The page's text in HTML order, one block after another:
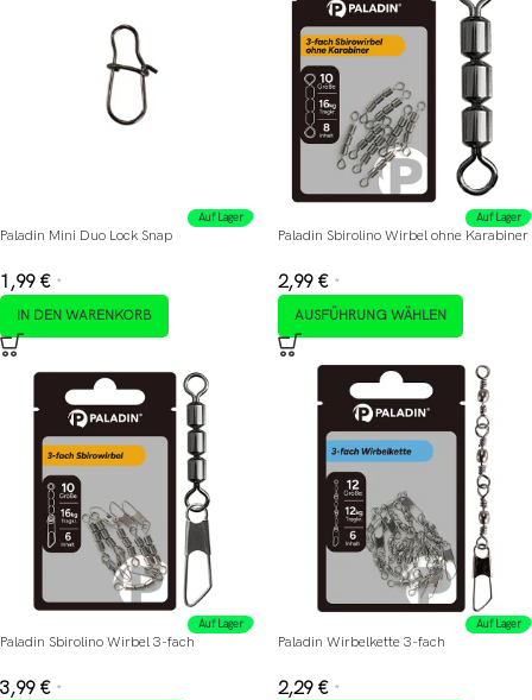
Auf Lager
Paladin Mini Duo Lock Snap
1,99 € *
IN DEN WARENKORB
Auf Lager
Paladin Sbirolino Wirbel ohne Karabiner
2,99 € *
AUSFÜHRUNG WÄHLEN
Auf Lager
Paladin Sbirolino Wirbel 3-fach
3,99 € *
Auf Lager
Paladin Wirbelkette 3-fach
2,29 € *